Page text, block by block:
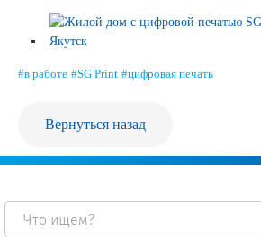
#в работе #SG Print #цифровая печать
Вернуться назад